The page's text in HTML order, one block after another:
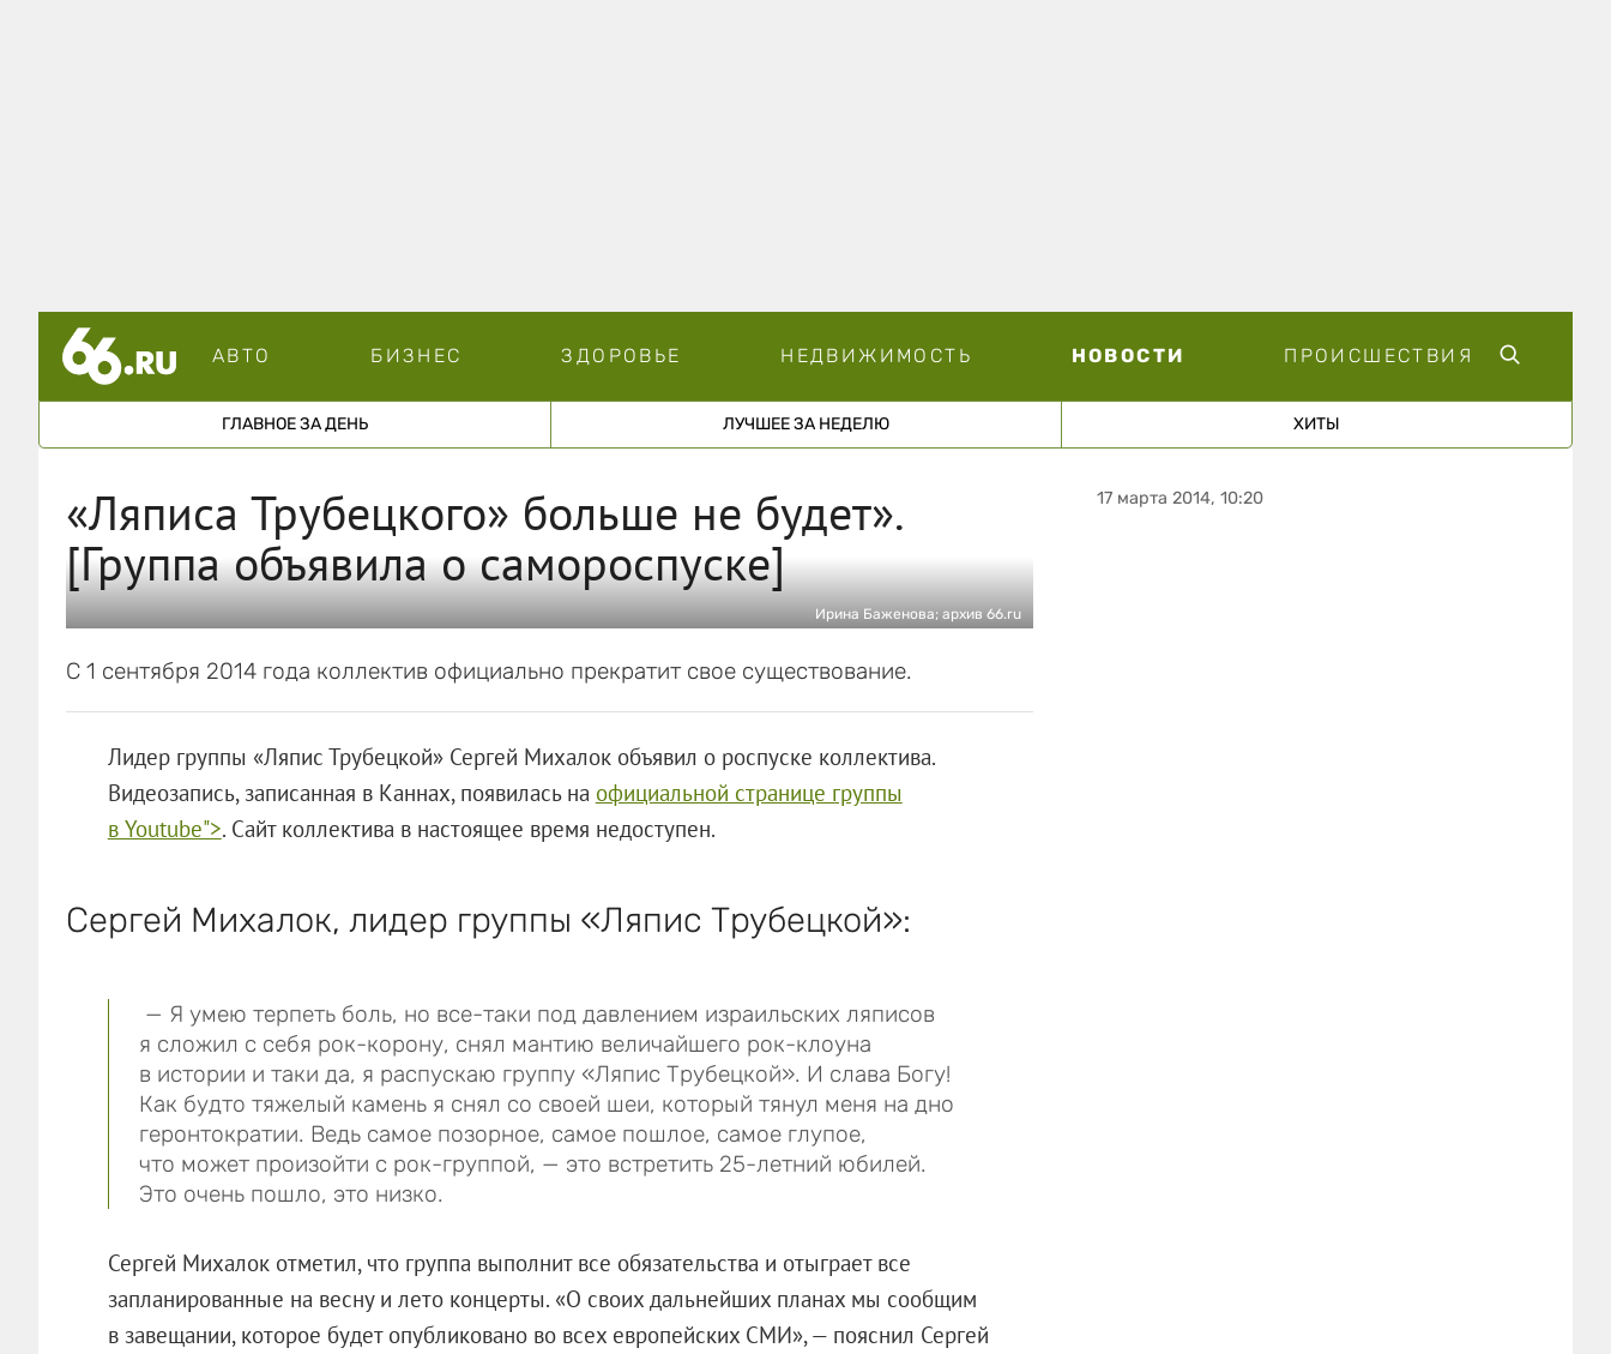
АВТО БИЗНЕС ЗДОРОВЬЕ НЕДВИЖИМОСТЬ НОВОСТИ ПРОИСШЕСТВИЯ
ГЛАВНОЕ ЗА ДЕНЬ ЛУЧШЕЕ ЗА НЕДЕЛЮ ХИТЫ
«Ляписа Трубецкого» больше не будет».
[Группа объявила о самороспуске]
Ирина Баженова; архив 66.ru
С 1 сентября 2014 года коллектив официально прекратит свое существование.
Лидер группы «Ляпис Трубецкой» Сергей Михалок объявил о роспуске коллектива.
Видеозапись, записанная в Каннах, появилась на официальной странице группы
в Youtube">. Сайт коллектива в настоящее время недоступен.
Сергей Михалок, лидер группы «Ляпис Трубецкой»:
— Я умею терпеть боль, но все-таки под давлением израильских ляписов
я сложил с себя рок-корону, снял мантию величайшего рок-клоуна
в истории и таки да, я распускаю группу «Ляпис Трубецкой». И слава Богу!
Как будто тяжелый камень я снял со своей шеи, который тянул меня на дно
геронтократии. Ведь самое позорное, самое пошлое, самое глупое,
что может произойти с рок-группой, — это встретить 25-летний юбилей.
Это очень пошло, это низко.
Сергей Михалок отметил, что группа выполнит все обязательства и отыграет все
запланированные на весну и лето концерты. «О своих дальнейших планах мы сообщим
в завещании, которое будет опубликовано во всех европейских СМИ», — пояснил Сергей
17 марта 2014, 10:20